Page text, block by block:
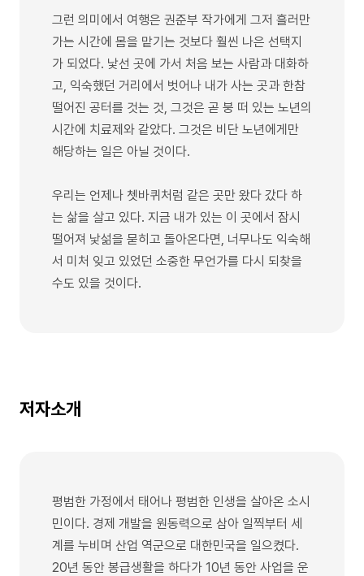
그런 의미에서 여행은 권준부 작가에게 그저 흘러만
가는 시간에 몸을 맡기는 것보다 훨씬 나은 선택지
가 되었다. 낯선 곳에 가서 처음 보는 사람과 대화하
고, 익숙했던 거리에서 벗어나 내가 사는 곳과 한참
떨어진 공터를 것는 것, 그것은 곧 붕 떠 있는 노년의
시간에 치료제와 같았다. 그것은 비단 노년에게만
해당하는 일은 아닐 것이다.
우리는 언제나 쳇바퀴처럼 같은 곳만 왔다 갔다 하
는 삶을 살고 있다. 지금 내가 있는 이 곳에서 잠시
떨어져 낯섦을 묻히고 돌아온다면, 너무나도 익숙해
서 미처 잊고 있었던 소중한 무언가를 다시 되찾을
수도 있을 것이다.
저자소개
평범한 가정에서 태어나 평범한 인생을 살아온 소시
민이다. 경제 개발을 원동력으로 삼아 일찍부터 세
계를 누비며 산업 역군으로 대한민국을 일으켰다.
20년 동안 봉급생활을 하다가 10년 동안 사업을 운